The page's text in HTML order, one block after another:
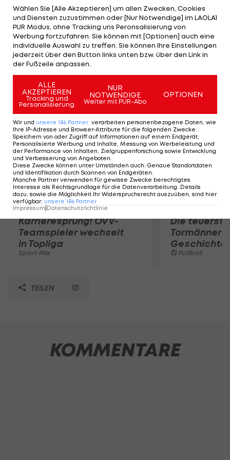
der 96. Minute gelingt Patrice Bergeron der
entscheidende Treffer. David Krejci schießt
Boston bereits nach 102 Sekunden in Führung, das
1:1 gelingt Chris Kunitz in der 29. Minute. Bruins-
Goalie Tukka Rask pariert 53 Schüsse. Spiel 4
steigt am Freitag erneut in Boston.
Mehr zum Thema
Karrieresprung! ÖVV-
Teamspieler wechselt
in Topliga
Sport-Mix
Die
Tormänner
Geschichte
Fußball
TEILEN
KOMMENTARE
Wählen Sie [Alle Akzeptieren] um allen Zwecken, Cookies
und Diensten zuzustimmen oder [Nur Notwendige] im LAOLA1
PUR Modus, ohne Tracking uns Peronsalisierung von
Werbung fortzufahren. Sie können mit [Optionen] auch eine
individuelle Auswahl zu treffen. Sie können Ihre Einstellungen
jederzeit über den Button links unten bzw. über den Link in
der Fußzeile anpassen.
ALLE
AKZEPTIEREN
Tracking und
Personalisierung
NUR
NOTWENDIGE
Weiter mit PUR-Abo
OPTIONEN
Wir und unsere 186 Partner verarbeiten personenbezogene Daten, wie
Ihre IP-Adresse und Browser-Attribute für die folgenden Zwecke:
Speichern von oder Zugriff auf Informationen auf einem Endgerät;
Personalisierte Werbung und Inhalte, Messung von Werbeleistung und
der Performance von Inhalten, Zielgruppenforschung sowie Entwicklung
und Verbesserung von Angeboten.
Diese Zwecke können unter Umständen auch: Genaue Standortdaten
und Identifikation durch Scannen von Endgeräten.
Manche Partner verwenden für gewisse Zwecke berechtigtes
Interesse als Rechtsgrundlage für die Datenverarbeitung. Details
dazu, sowie die Möglichkeit Ihr Widerspruchsrecht auszuüben, sind hier
verfügbar: unsere 186 Partner
Impressum Datenschutzrichtlinie